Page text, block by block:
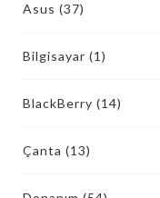
Asus (37)
Bilgisayar (1)
BlackBerry (14)
Çanta (13)